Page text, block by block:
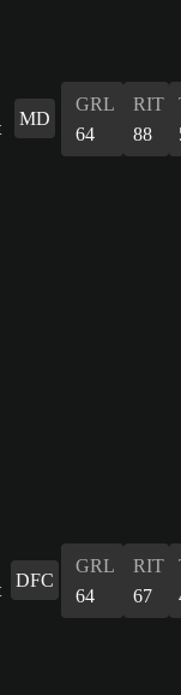
MD
GRL
64
RIT
88
DFC
GRL
64
RIT
67